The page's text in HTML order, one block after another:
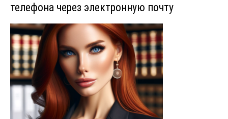
телефона через электронную почту